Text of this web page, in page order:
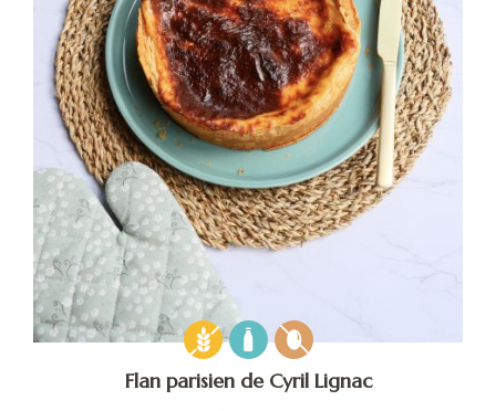
Flan parisien de Cyril Lignac